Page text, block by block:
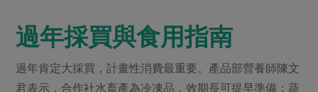
過年採買與食用指南
過年肯定大採買，計畫性消費最重要。產品部營養師陳文
君表示，合作社水畜產為冷凍品，效期長可提早準備；蔬